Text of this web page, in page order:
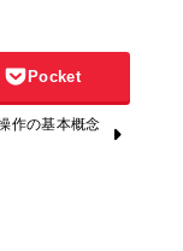
Pocket
作の基本概念